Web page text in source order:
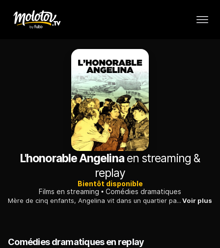
L'honorable Angelinaen streaming &
replay
Bientôt disponible
Films en streaming
Comédies dramatiques
Mère de cinq enfants, Angelina vit dans un quartier pauvre de Rome. Mise hors d'elle par un scandale immobilier, elle prend la tête d'une vaste croisade féminine...Voir plus
Comédies dramatiques en replay